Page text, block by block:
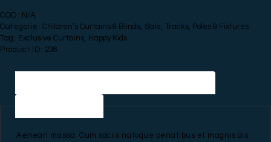
Eyelet
Curtains
quantità
COD: N/A
Categorie: Children’s Curtains & Blinds, Sale, Tracks, Poles & Fixtures
Tag: Exclusive Curtains, Happy Kids
Product ID: 238
Aenean massa. Cum sociis natoque penatibus et magnis dis